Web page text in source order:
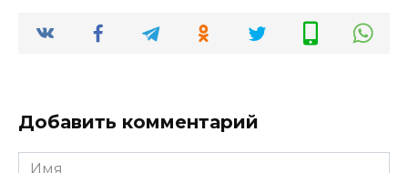
Добавить комментарий
Имя